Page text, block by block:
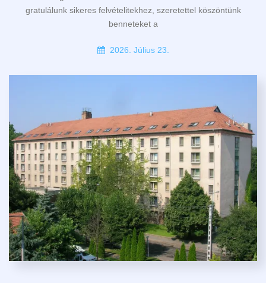
gratulálunk sikeres felvételitekhez, szeretettel köszöntünk
benneteket a
2026. Július 23.